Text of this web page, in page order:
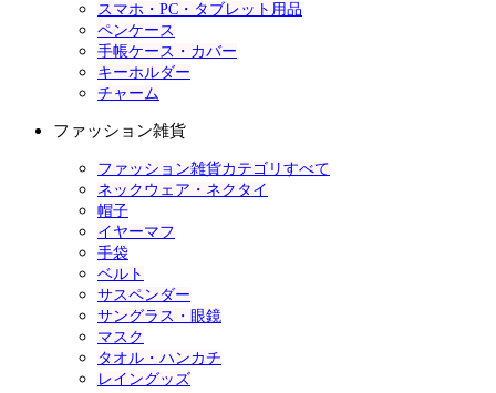
スマホ・PC・タブレット用品
ペンケース
手帳ケース・カバー
キーホルダー
チャーム
ファッション雑貨
ファッション雑貨カテゴリすべて
ネックウェア・ネクタイ
帽子
イヤーマフ
手袋
ベルト
サスペンダー
サングラス・眼鏡
マスク
タオル・ハンカチ
レイングッズ